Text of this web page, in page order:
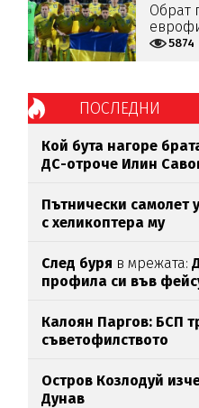
Обрат
5874
ПОСЛЕДНИ
Кой бута нагоре
ДС-отроче Илин
Пътнически самолет
с хеликоптера му
След буря в мрежата:
профила си във
Калоян Паргов: БСП
съветофилството
Остров Козлодуй
Дунав